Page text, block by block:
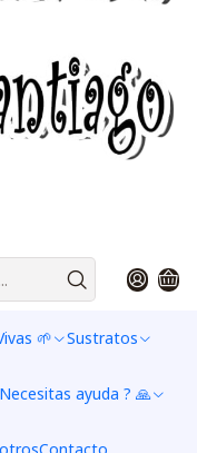
🌱 Sustratos
ayuda ? 🙏
de los
han transcurrido
ofrecerá un
original.